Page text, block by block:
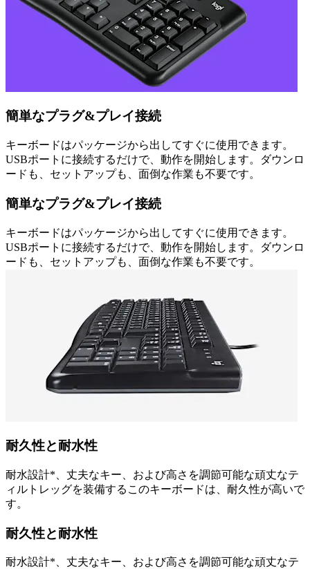
簡単なプラグ&プレイ接続
キーボードはパッケージから出してすぐに使用できます。
USBポートに接続するだけで、動作を開始します。ダウンロ
ードも、セットアップも、面倒な作業も不要です。
簡単なプラグ&プレイ接続
キーボードはパッケージから出してすぐに使用できます。
USBポートに接続するだけで、動作を開始します。ダウンロ
ードも、セットアップも、面倒な作業も不要です。
耐久性と耐水性
耐水設計*、丈夫なキー、および高さを調節可能な頑丈なテ
ィルトレッグを装備するこのキーボードは、耐久性が高いで
す。
耐久性と耐水性
耐水設計*、丈夫なキー、および高さを調節可能な頑丈なテ